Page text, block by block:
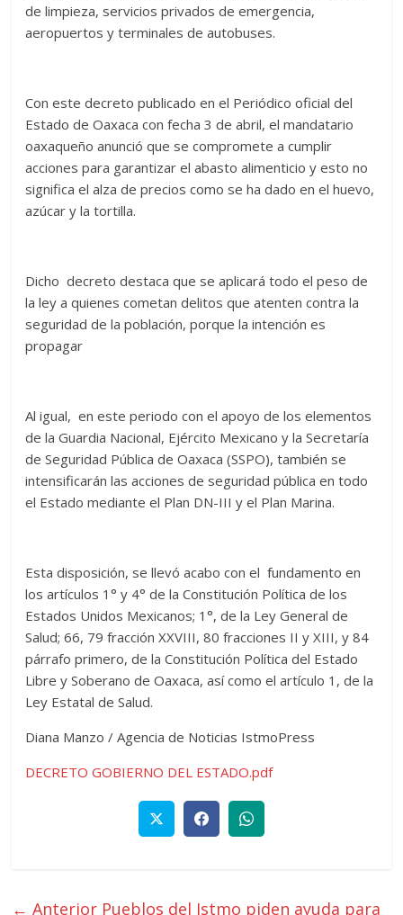
de limpieza, servicios privados de emergencia,
aeropuertos y terminales de autobuses.
Con este decreto publicado en el Periódico oficial del
Estado de Oaxaca con fecha 3 de abril, el mandatario
oaxaqueño anunció que se compromete a cumplir
acciones para garantizar el abasto alimenticio y esto no
significa el alza de precios como se ha dado en el huevo,
azúcar y la tortilla.
Dicho decreto destaca que se aplicará todo el peso de
la ley a quienes cometan delitos que atenten contra la
seguridad de la población, porque la intención es
propagar
Al igual, en este periodo con el apoyo de los elementos
de la Guardia Nacional, Ejército Mexicano y la Secretaría
de Seguridad Pública de Oaxaca (SSPO), también se
intensificarán las acciones de seguridad pública en todo
el Estado mediante el Plan DN-III y el Plan Marina.
Esta disposición, se llevó acabo con el fundamento en
los artículos 1° y 4° de la Constitución Política de los
Estados Unidos Mexicanos; 1°, de la Ley General de
Salud; 66, 79 fracción XXVIII, 80 fracciones II y XIII, y 84
párrafo primero, de la Constitución Política del Estado
Libre y Soberano de Oaxaca, así como el artículo 1, de la
Ley Estatal de Salud.
Diana Manzo / Agencia de Noticias IstmoPress
DECRETO GOBIERNO DEL ESTADO.pdf
← Anterior Pueblos del Istmo piden ayuda para